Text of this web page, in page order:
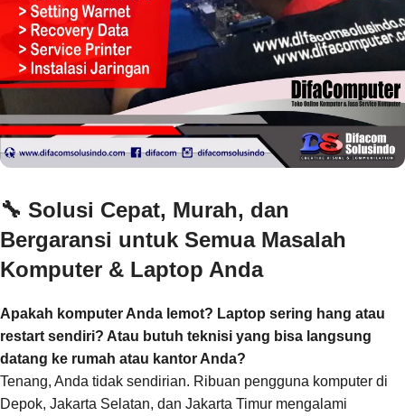
🔧 Solusi Cepat, Murah, dan
Bergaransi untuk Semua Masalah
Komputer & Laptop Anda
Apakah komputer Anda lemot? Laptop sering hang atau
restart sendiri? Atau butuh teknisi yang bisa langsung
datang ke rumah atau kantor Anda?
Tenang, Anda tidak sendirian. Ribuan pengguna komputer di
Depok, Jakarta Selatan, dan Jakarta Timur mengalami